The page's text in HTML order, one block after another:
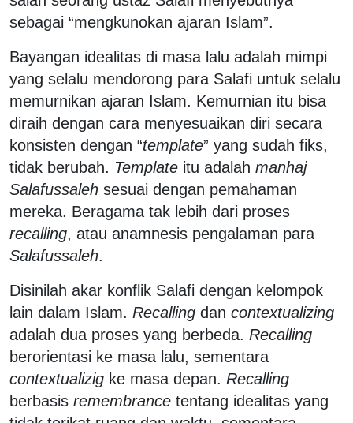
sebagai “mengkunokan ajaran Islam”.
Bayangan idealitas di masa lalu adalah mimpi
yang selalu mendorong para Salafi untuk selalu
memurnikan ajaran Islam. Kemurnian itu bisa
diraih dengan cara menyesuaikan diri secara
konsisten dengan “template” yang sudah fiks,
tidak berubah. Template itu adalah manhaj
Salafussaleh sesuai dengan pemahaman
mereka. Beragama tak lebih dari proses
recalling, atau anamnesis pengalaman para
Salafussaleh.
Disinilah akar konflik Salafi dengan kelompok
lain dalam Islam. Recalling dan contextualizing
adalah dua proses yang berbeda. Recalling
berorientasi ke masa lalu, sementara
contextualizig ke masa depan. Recalling
berbasis remembrance tentang idealitas yang